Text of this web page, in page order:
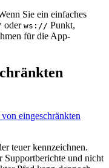
Sie ein einfaches
oder ws:// Punkt,
für die App-
eingeschränkten
teuer kennzeichnen.
Supportberichte und nicht